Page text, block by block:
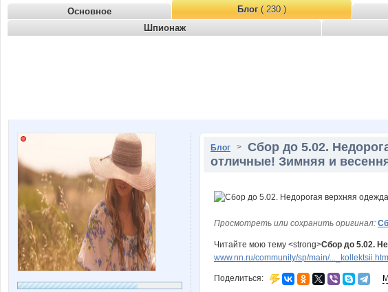
Основное Блог( 230 )
Шпионаж
Блог > Сбор до 5.02.
отличные! Зимняя и
Просмотреть или сохранить оригинал:
Читайте мою тему <strong>Сбор до 5.02.
www.nn.ru/community/sp/main/..._kollektsii.html
Поделиться: